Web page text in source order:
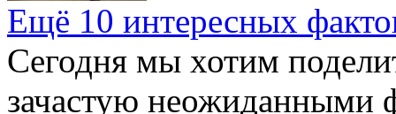
Ещё 10 интересных
Сегодня мы хотим
зачастую неожиданными